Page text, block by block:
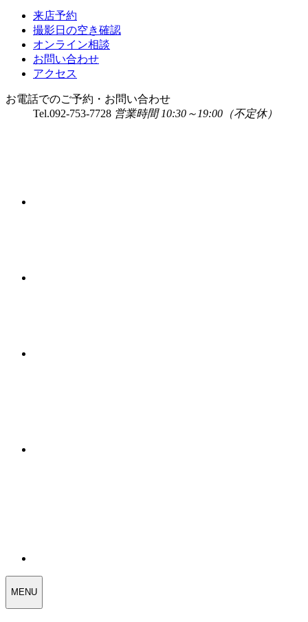
来店予約
撮影日の空き確認
オンライン相談
お問い合わせ
アクセス
お電話でのご予約・お問い合わせ
Tel.092-753-7728 営業時間 10:30～19:00（不定休）
SELECT
MENU